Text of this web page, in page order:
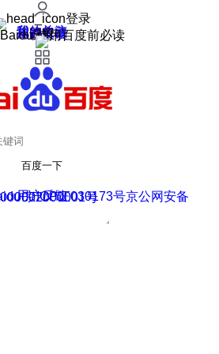
登录
我的关注
我的收藏
皮肤中心
用户反馈
设置
使用百度前必读
百度一下
用户反馈
京ICP证030173号
网安备11000002000001号